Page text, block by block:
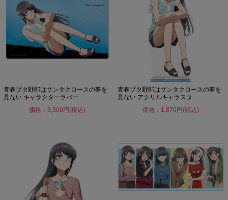
青春ブタ野郎はサンタクロースの夢を
見ない キャラクターラバー...
価格：3,300円(税込)
青春ブタ野郎はサンタクロースの夢を
見ない アクリルキャラスタ...
価格：1,870円(税込)